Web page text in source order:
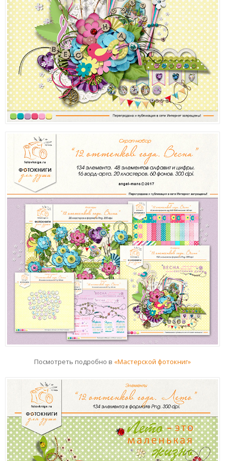
Посмотреть подробно в «Мастерской фотокниг»